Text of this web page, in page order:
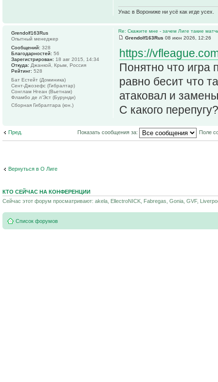
Унас в Ворониже ни усё как игде усех.
Re: Скажите мне - зачем Лиге такие
Grendolf163Rus 08 июн 2026, 12:26
https://
Понятно что игра
равно бесит что
атаковал и
С какого
Grendolf163Rus
Опытный менеджер
Сообщений: 328
Благодарностей: 56
Зарегистрирован: 18 авг 2015, 14:34
Откуда: Джанкой, Крым, Россия
Рейтинг: 528
Бат Естейт (Доминика)
Сент-Джозефс (Гибралтар)
Сонглам Нгеан (Вьетнам)
Фламбо де л’Эст (Бурунди)
Сборная Гибралтара (юн.)
Пред. Показать сообщения за: Поле
Вернуться в О Лиге
КТО СЕЙЧАС НА КОНФЕРЕНЦИИ
Сейчас этот форум просматривают: akela, EllectroNICK, Fabregas, Gonia, GVF,
Список форумов